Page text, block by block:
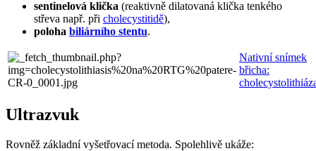
sentinelová klička (reaktivně dilatovaná klička tenkého
střeva např. při cholecystitidě),
poloha biliárního stentu.
Nativní snímek
břicha:
Ultrazvuk
Rovněž základní vyšetřovací metoda. Spolehlivě ukáže: